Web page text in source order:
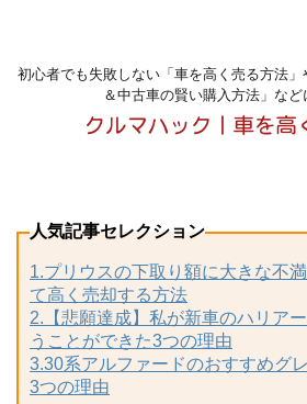
初心者でも失敗しない「車を高く売る方法
＆中古車の賢い購入方法」な
人気記事セレクション
1.プリウスの下取り額に大きな不
て高く売却する方法
2.【悲願達成】私が新車のハリア
うことができた3つの理由
3.30系アルファードのおすすめグ
3つの理由